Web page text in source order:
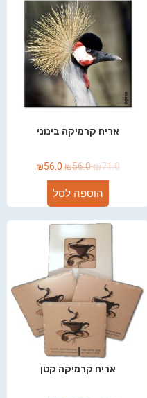
אריח קרמיקה בינוני
₪71.0
₪56.0
₪56.0
הוספה לסל
אריח קרמיקה קטן